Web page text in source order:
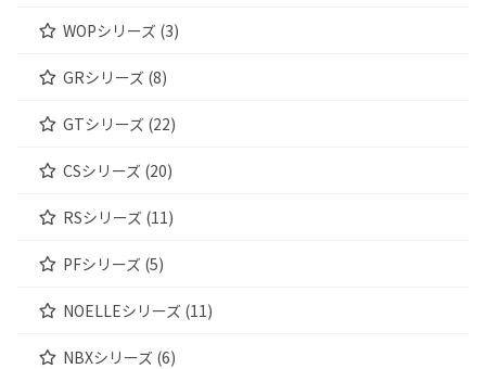
WOPシリーズ (3)
GRシリーズ (8)
GTシリーズ (22)
CSシリーズ (20)
RSシリーズ (11)
PFシリーズ (5)
NOELLEシリーズ (11)
NBXシリーズ (6)